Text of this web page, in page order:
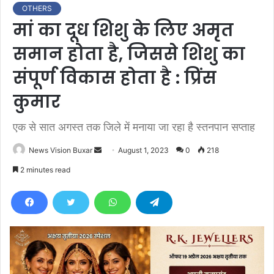
OTHERS
मां का दूध शिशु के लिए अमृत
समान होता है, जिससे शिशु का
संपूर्ण विकास होता है : प्रिंस
कुमार
एक से सात अगस्त तक जिले में मनाया जा रहा है स्तनपान सप्ताह
News Vision Buxar
d
e
m
a
August 1, 2023 0 218
2 minutes read